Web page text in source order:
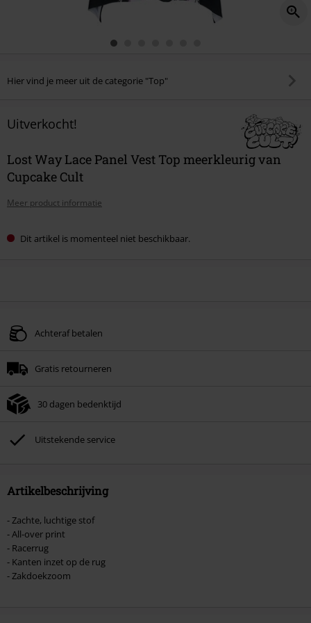
Hier vind je meer uit de categorie "Top"
Uitverkocht!
Lost Way Lace Panel Vest Top meerkleurig van
Cupcake Cult
Meer product informatie
Dit artikel is momenteel niet beschikbaar.
Achteraf betalen
Gratis retourneren
30 dagen bedenktijd
Uitstekende service
Artikelbeschrijving
- Zachte, luchtige stof
- All-over print
- Racerrug
- Kanten inzet op de rug
- Zakdoekzoom